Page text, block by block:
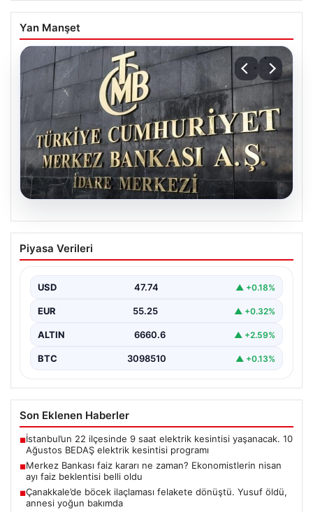
Yan Manşet
07.08.2026
Merkez Bankası faiz kararı ne zaman?
Ekonomistlerin nisan ayı faiz beklentisi
Piyasa Verileri
USD 47.74 ▲ +0.18%
EUR 55.25 ▲ +0.32%
ALTIN 6660.6 ▲ +2.59%
BTC 3098510 ▲ +0.13%
Son Eklenen Haberler
■İstanbul’un 22 ilçesinde 9 saat elektrik kesintisi yaşanacak. 10
Ağustos BEDAŞ elektrik kesintisi programı
■Merkez Bankası faiz kararı ne zaman? Ekonomistlerin nisan
ayı faiz beklentisi belli oldu
■Çanakkale’de böcek ilaçlaması felakete dönüştü. Yusuf öldü,
annesi yoğun bakımda